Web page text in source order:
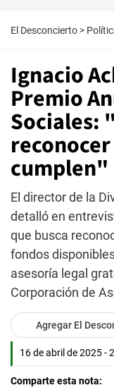
El Desconcierto >
Ignacio
Premio
Sociales:
cumplen"
El director de la
detalló en
que busca
fondos
asesoría legal
Corporación de
Agregar El
16 de abril de 2025 -
Comparte esta nota: